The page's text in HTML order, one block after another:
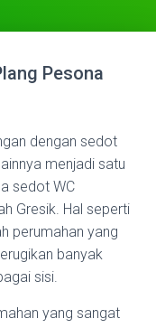
O
Pesona
dengan sedot
menjadi satu
sedot WC
Gresik. Hal seperti
perumahan yang
banyak
sisi.
yang sangat